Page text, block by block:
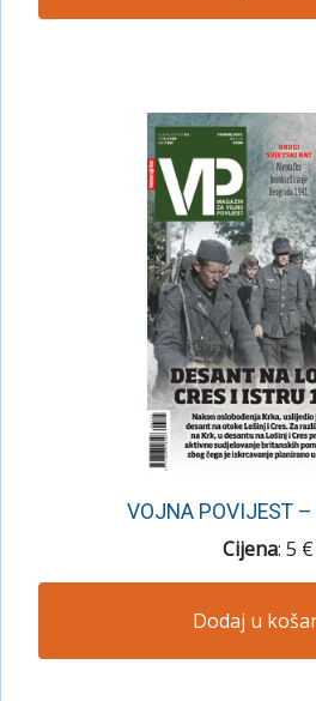
VOJNA POVIJEST
Cijena: 5 €
Dodaj u